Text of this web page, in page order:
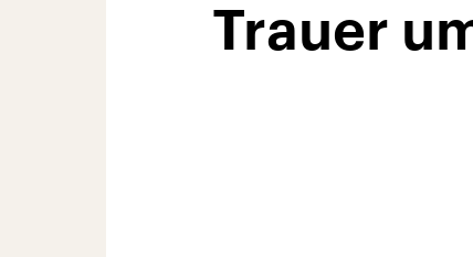
Trauer